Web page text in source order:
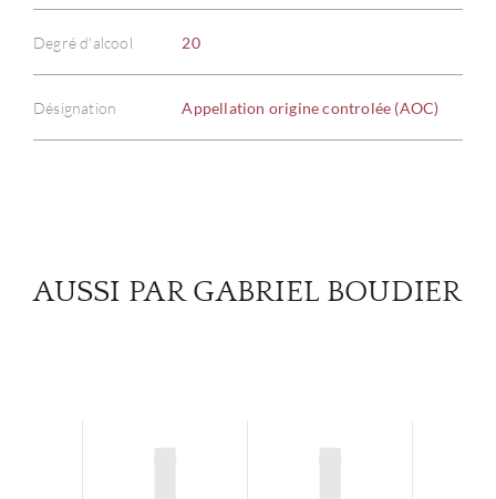
Degré d'alcool 20
Désignation Appellation origine controlée (AOC)
AUSSI PAR GABRIEL BOUDIER